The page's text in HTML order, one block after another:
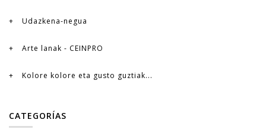
Udazkena-negua
Arte lanak - CEINPRO
Kolore kolore eta gusto guztiak...
CATEGORÍAS